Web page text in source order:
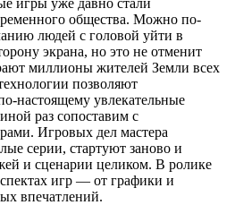
общества. Можно по-
людей с головой уйти в
экрана, но это не отменит
миллионы жителей Земли всех
позволяют
настоящему увлекательные
раз сопоставим с
Игровых дел мастера
серии, стартуют заново и
и сценарии целиком. В ролике
игр — от графики и
впечатлений.